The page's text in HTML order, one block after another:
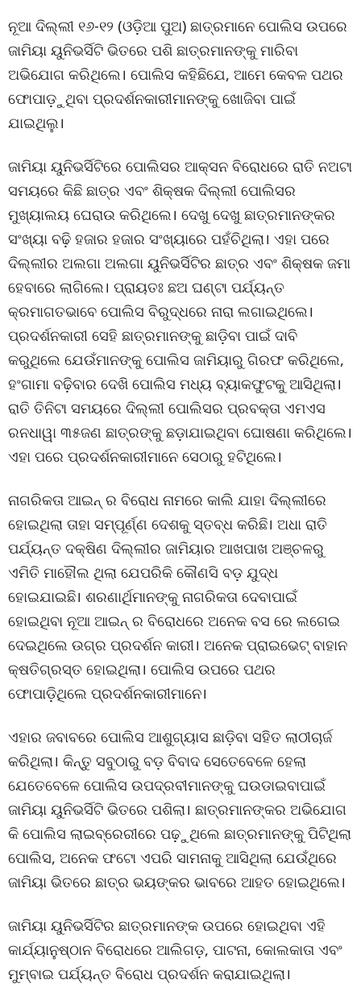
ନୂଆ ଦିଲ୍ଲୀ ୧୬-୧୨ (ଓଡ଼ିଆ ପୁଅ) ଛାତ୍ରମାନେ ପୋଲିସ ଉପରେ
ଜାମିୟା ୟୁନିଭର୍ସିଟି ଭିତରେ ପଶି ଛାତ୍ରମାନଙ୍କୁ ମାରିବା
ଅଭିଯୋଗ କରିଥିଲେ। ପୋଲିସ କହିଛିଯେ, ଆମେ କେବଳ ପଥର
ଫୋପାଡ଼ୁଥିବା ପ୍ରଦର୍ଶନକାରୀମାନଙ୍କୁ ଖୋଜିବା ପାଇଁ
ଯାଇଥିଲୁ।
ଜାମିୟା ୟୁନିଭର୍ସିଟିରେ ପୋଲିସର ଆକ୍ସନ ବିରୋଧରେ ରାତି ନଅଟା
ସମୟରେ କିଛି ଛାତ୍ର ଏବଂ ଶିକ୍ଷକ ଦିଲ୍ଲୀ ପୋଲିସର
ମୁଖ୍ୟାଲୟ ଘେରାଉ କରିଥିଲେ। ଦେଖୁ ଦେଖୁ ଛାତ୍ରମାନଙ୍କର
ସଂଖ୍ୟା ବଢ଼ି ହଜାର ହଜାର ସଂଖ୍ୟାରେ ପହଁଚିଥିଲା। ଏହା ପରେ
ଦିଲ୍ଲୀର ଅଲଗା ଅଲଗା ୟୁନିଭର୍ସିଟିର ଛାତ୍ର ଏବଂ ଶିକ୍ଷକ ଜମା
ହେବାରେ ଲାଗିଲେ। ପ୍ରାୟତଃ ଛଅ ଘଣ୍ଟା ପର୍ଯ୍ୟନ୍ତ
କ୍ରମାଗତଭାବେ ପୋଲିସ ବିରୁଦ୍ଧରେ ନାରା ଲଗାଇଥିଲେ।
ପ୍ରଦର୍ଶନକାରୀ ସେହି ଛାତ୍ରମାନଙ୍କୁ ଛାଡ଼ିବା ପାଇଁ ଦାବି
କରୁଥିଲେ ଯେଉଁମାନଙ୍କୁ ପୋଲିସ ଜାମିୟାରୁ ଗିରଫ କରିଥିଲେ,
ହଂଗାମା ବଢ଼ିବାର ଦେଖି ପୋଲିସ ମଧ୍ୟ ବ୍ୟାକଫୁଟକୁ ଆସିଥିଲା।
ରାତି ତିନିଟା ସମୟରେ ଦିଲ୍ଲୀ ପୋଲିସର ପ୍ରବକ୍ତା ଏମଏସ
ରନଧାୱା ୩୫ଜଣ ଛାତ୍ରଙ୍କୁ ଛଡ଼ାଯାଇଥିବା ଘୋଷଣା କରିଥିଲେ।
ଏହା ପରେ ପ୍ରଦର୍ଶନକାରୀମାନେ ସେଠାରୁ ହଟିଥିଲେ।
ନାଗରିକତା ଆଇନ୍ ର ବିରୋଧ ନାମରେ କାଲି ଯାହା ଦିଲ୍ଲୀରେ
ହୋଇଥିଲା ତାହା ସମ୍ପୂର୍ଣ୍ଣ ଦେଶକୁ ସ୍ତବ୍ଧ କରିଛି। ଅଧା ରାତି
ପର୍ଯ୍ୟନ୍ତ ଦକ୍ଷିଣ ଦିଲ୍ଲୀର ଜାମିୟାର ଆଖପାଖ ଅଞ୍ଚଳରୁ
ଏମିତି ମାହୌଲ ଥିଲା ଯେପରିକି କୌଣସି ବଡ଼ ଯୁଦ୍ଧ
ହୋଇଯାଇଛି। ଶରଣାର୍ଥିମାନଙ୍କୁ ନାଗରିକତା ଦେବାପାଇଁ
ହୋଇଥିବା ନୂଆ ଆଇନ୍ ର ବିରୋଧରେ ଅନେକ ବସ ରେ ଲଗେଇ
ଦେଇଥିଲେ ଉଗ୍ର ପ୍ରଦର୍ଶନ କାରୀ। ଅନେକ ପ୍ରାଇଭେଟ୍ ବାହାନ
କ୍ଷତିଗ୍ରସ୍ତ ହୋଇଥିଲା। ପୋଲିସ ଉପରେ ପଥର
ଫୋପାଡ଼ିଥିଲେ ପ୍ରଦର୍ଶନକାରୀମାନେ।
ଏହାର ଜବାବରେ ପୋଲିସ ଆଶୁଗ୍ୟାସ ଛାଡ଼ିବା ସହିତ ଲାଠୀଚାର୍ଜ
କରିଥିଲା। କିନ୍ତୁ ସବୁଠାରୁ ବଡ଼ ବିବାଦ ସେତେବେଳେ ହେଲା
ଯେତେବେଳେ ପୋଲିସ ଉପଦ୍ରବୀମାନଙ୍କୁ ଘଉଡାଇବାପାଇଁ
ଜାମିୟା ୟୁନିଭର୍ସିଟି ଭିତରେ ପଶିଲା। ଛାତ୍ରମାନଙ୍କର ଅଭିଯୋଗ
କି ପୋଲିସ ଲାଇବ୍ରେରୀରେ ପଢ଼ୁଥିଲେ ଛାତ୍ରମାନଙ୍କୁ ପିଟିଥିଲା
ପୋଲିସ, ଅନେକ ଫଟୋ ଏପରି ସାମନାକୁ ଆସିଥିଲା ଯେଉଁଥିରେ
ଜାମିୟା ଭିତରେ ଛାତ୍ର ଭୟଙ୍କର ଭାବରେ ଆହତ ହୋଇଥିଲେ।
ଜାମିୟା ୟୁନିଭର୍ସିଟିର ଛାତ୍ରମାନଙ୍କ ଉପରେ ହୋଇଥିବା ଏହି
କାର୍ଯ୍ୟାନୁଷ୍ଠାନ ବିରୋଧରେ ଆଲିଗଡ଼, ପାଟନା, କୋଲକାତା ଏବଂ
ମୁମ୍ବାଇ ପର୍ଯ୍ୟନ୍ତ ବିରୋଧ ପ୍ରଦର୍ଶନ କରାଯାଇଥିଲା।